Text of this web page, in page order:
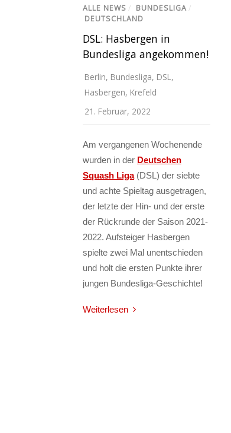
ALLE NEWS / BUNDESLIGA /
DEUTSCHLAND
DSL: Hasbergen in
Bundesliga angekommen!
Berlin, Bundesliga, DSL,
Hasbergen, Krefeld
21. Februar, 2022
Am vergangenen Wochenende
wurden in der Deutschen
Squash Liga(DSL) der siebte
und achte Spieltag ausgetragen,
der letzte der Hin- und der erste
der Rückrunde der Saison 2021-
2022. Aufsteiger Hasbergen
spielte zwei Mal unentschieden
und holt die ersten Punkte ihrer
jungen Bundesliga-Geschichte!
Weiterlesen